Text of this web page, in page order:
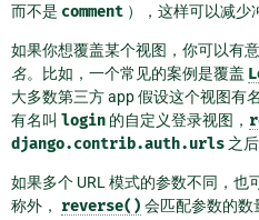
而不是 comment ），这样可以减少
如果你想覆盖某个视图，你可以有
名。比如，一个常见的案例是覆盖
大多数第三方 app 假设这个视图有
有名叫 login 的自定义登录视图，
django.contrib.auth.urls 之
如果多个 URL 模式的参数不同，也
称外， reverse() 会匹配参数的数